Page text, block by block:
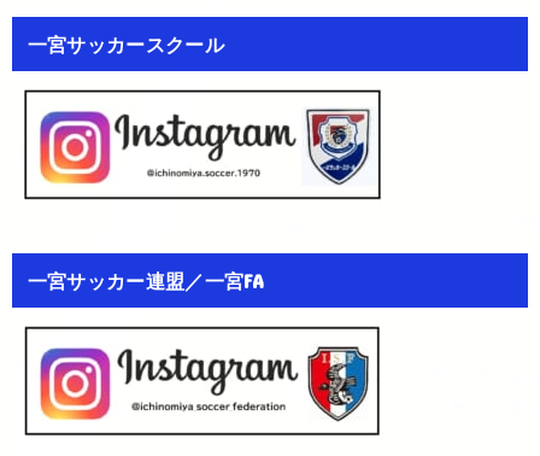
一宮サッカースクール
一宮サッカー連盟／一宮FA